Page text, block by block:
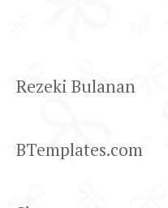
Rezeki Bulanan
BTemplates.com